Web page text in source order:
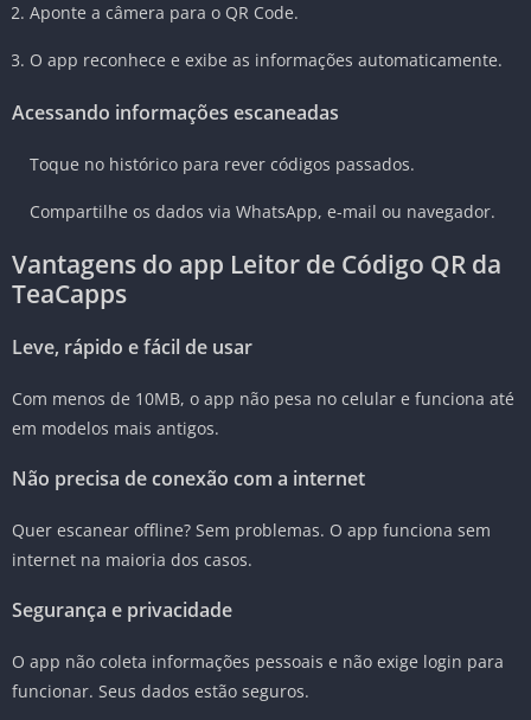
Aponte a câmera para o QR Code.
O app reconhece e exibe as informações automaticamente.
Acessando informações escaneadas
Toque no histórico para rever códigos passados.
Compartilhe os dados via WhatsApp, e-mail ou navegador.
Vantagens do app Leitor de Código QR da
TeaCapps
Leve, rápido e fácil de usar
Com menos de 10MB, o app não pesa no celular e funciona até
em modelos mais antigos.
Não precisa de conexão com a internet
Quer escanear offline? Sem problemas. O app funciona sem
internet na maioria dos casos.
Segurança e privacidade
O app não coleta informações pessoais e não exige login para
funcionar. Seus dados estão seguros.